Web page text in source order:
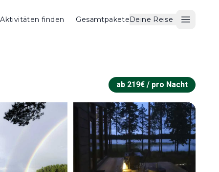
Aktivitäten finden GesamtpaketeDeine Reise
Menü
ab 219€ / pro Nacht